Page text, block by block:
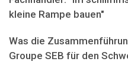
kleine Rampe bauen"
Was die
Groupe SEB für den